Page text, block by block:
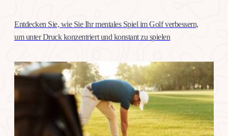
Entdecken Sie, wie Sie Ihr mentales Spiel im Golf verbessern,
um unter Druck konzentriert und konstant zu spielen